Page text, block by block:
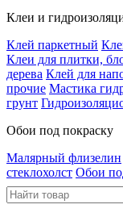
Клеи и
Клей паркетный
Клеи для плитки,
дерева Клей для
прочие Мастика
грунт
Обои под покраску
Малярный флизелин
стеклохолст Обои